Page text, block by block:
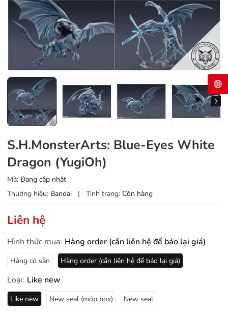
S.H.MonsterArts: Blue-Eyes White
Dragon (YugiOh)
Mã: Đang cập nhật
Thương hiệu: Bandai | Tình trạng: Còn hàng
Liên hệ
Hình thức mua: Hàng order (cần liên hệ để báo lại giá)
Hàng có sẵn Hàng order (cần liên hệ để báo lại giá)
Loại: Like new
Like new New seal (móp box) New seal